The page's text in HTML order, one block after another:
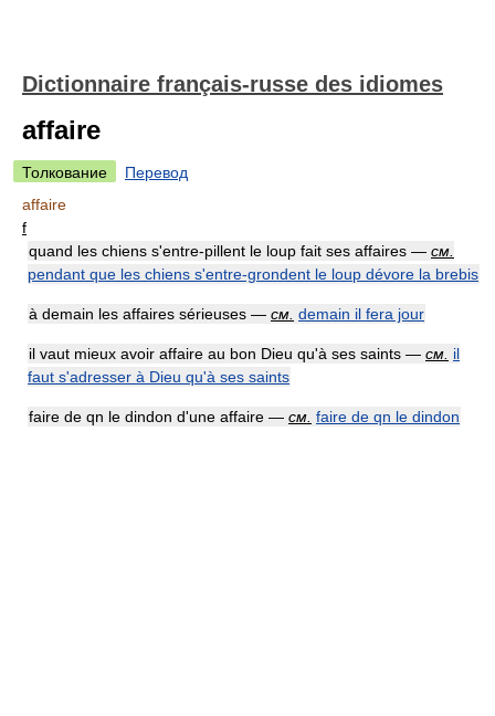
Dictionnaire français-russe des idiomes
affaire
Толкование
Перевод
affaire
f
quand les chiens s'entre-pillent le loup fait ses affaires — см.
pendant que les chiens s'entre-grondent le loup dévore la brebis
à demain les affaires sérieuses — см. demain il fera jour
il vaut mieux avoir affaire au bon Dieu qu'à ses saints — см. il
faut s'adresser à Dieu qu'à ses saints
faire de qn le dindon d'une affaire — см. faire de qn le dindon